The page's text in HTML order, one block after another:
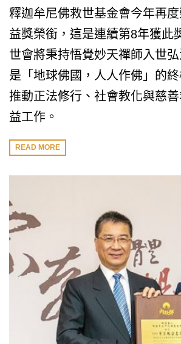
釋迦牟尼佛救世基金會今年再
益獎榮銜，這是連續第8年獲此
世會將秉持悟覺妙天禪師入世
是「地球佛國，人人作佛」的
推動正法修行、社會教化與慈
益工作。
READ MORE